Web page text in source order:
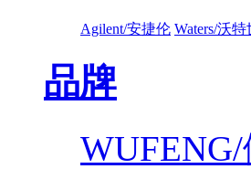
Agilent/安捷伦 Waters/沃特
品牌